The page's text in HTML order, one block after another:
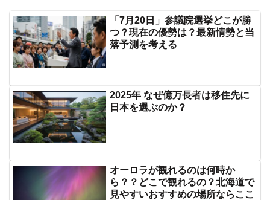
「7月20日」参議院選挙どこが勝
つ？現在の優勢は？最新情勢と当
落予測を考える
2025年 なぜ億万長者は移住先に
日本を選ぶのか？
オーロラが観れるのは何時か
ら？？どこで観れるの？北海道で
見やすいおすすめの場所ならここ